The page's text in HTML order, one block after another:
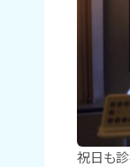
祝日も診